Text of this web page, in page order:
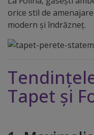
orice stil de
modern și îndrăzneț.
Tapet și